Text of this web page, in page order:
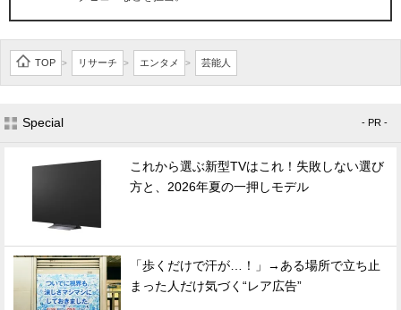
TOP > リサーチ > エンタメ > 芸能人
Special - PR -
これから選ぶ新型TVはこれ！失敗しない選び
方と、2026年夏の一押しモデル
「歩くだけで汗が…！」→ある場所で立ち止
まった人だけ気づく“レア広告”